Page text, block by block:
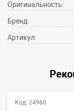
Оригинальность:
Бренд:
Артикул:
Код: 24960